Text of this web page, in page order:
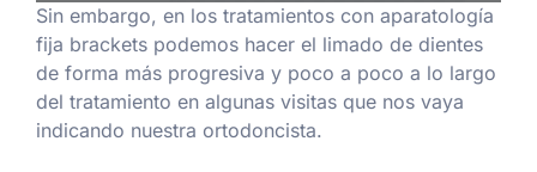
Sin embargo, en los tratamientos con aparatología
fija brackets podemos hacer el limado de dientes
de forma más progresiva y poco a poco a lo largo
del tratamiento en algunas visitas que nos vaya
indicando nuestra ortodoncista.